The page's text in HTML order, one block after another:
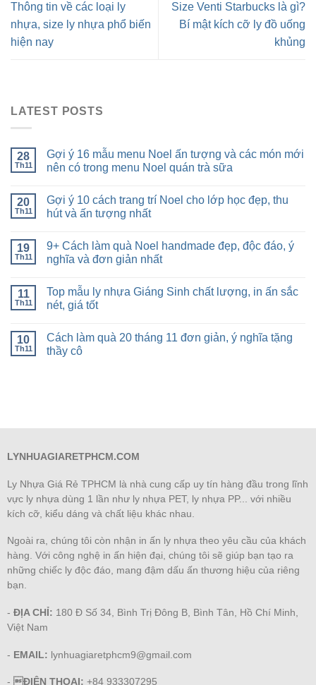
Thông tin về các loại ly
nhựa, size ly nhựa phổ biến
hiện nay
Size Venti Starbucks là gì?
Bí mật kích cỡ ly đồ uống
khủng
LATEST POSTS
28
Th11
Gợi ý 16 mẫu menu Noel ấn tượng và các món mới
nên có trong menu Noel quán trà sữa
20
Th11
Gợi ý 10 cách trang trí Noel cho lớp học đẹp, thu
hút và ấn tượng nhất
19
Th11
9+ Cách làm quà Noel handmade đẹp, độc đáo, ý
nghĩa và đơn giản nhất
11
Th11
Top mẫu ly nhựa Giáng Sinh chất lượng, in ấn sắc
nét, giá tốt
10
Th11
Cách làm quà 20 tháng 11 đơn giản, ý nghĩa tặng
thầy cô
LYNHUAGIARETPHCM.COM
Ly Nhựa Giá Rẻ TPHCM là nhà cung cấp uy tín hàng đầu trong lĩnh
vực ly nhựa dùng 1 lần như ly nhựa PET, ly nhựa PP... với nhiều
kích cỡ, kiểu dáng và chất liệu khác nhau.
Ngoài ra, chúng tôi còn nhận in ấn ly nhựa theo yêu cầu của khách
hàng. Với công nghệ in ấn hiện đại, chúng tôi sẽ giúp bạn tạo ra
những chiếc ly độc đáo, mang đậm dấu ấn thương hiệu của riêng
bạn.
- ĐỊA CHỈ: 180 Đ Số 34, Bình Trị Đông B, Bình Tân, Hồ Chí Minh,
Việt Nam
- EMAIL: lynhuagiaretphcm9@gmail.com
- ĐIỆN THOẠI: +84 933307295